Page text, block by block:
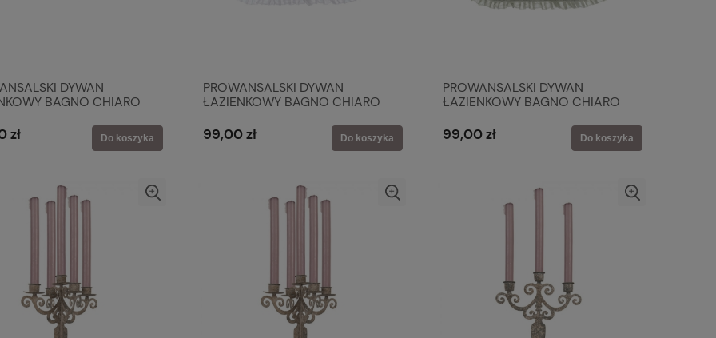
DYWAN
BAGNO CHIARO
zł Do koszyka
PROWANSALSKI DYWAN
ŁAZIENKOWY BAGNO CHIARO
99,00 zł Do koszyka
PROWANSALSKI DYWAN
ŁAZIENKOWY BAGNO CHIARO
99,00 zł Do koszyka